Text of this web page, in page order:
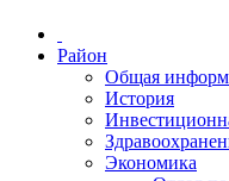
Район
Общая
История
Экономика